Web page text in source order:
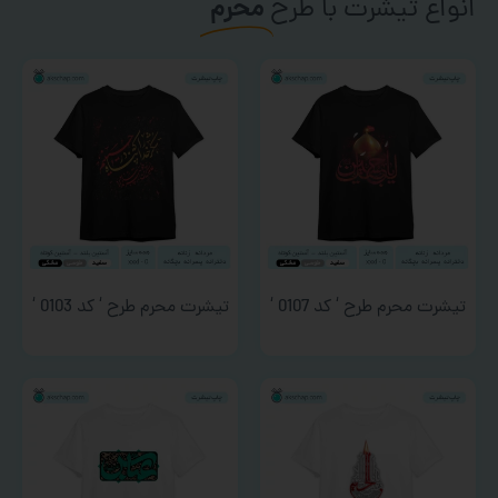
انواع تیشرت با طرحمحرم
تیشرت محرم طرح ‘ کد 0107 ‘ تیشرت محرم طرح ‘ کد 0103 ‘